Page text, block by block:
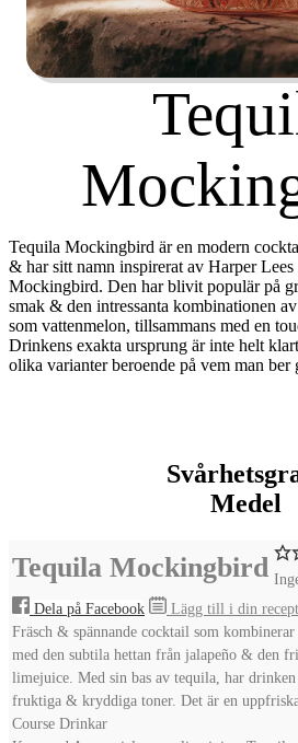
Tequila Mockingbird är en modern
& har sitt namn inspirerat av Harper
Mockingbird. Den har blivit populär på
smak & den intressanta kombinationen
som vattenmelon, tillsammans med en
Drinkens exakta ursprung är inte helt
olika varianter beroende på vem man ber
Medel
Tequila Mockingbird
Dela på Facebook
Lägg till i din
Fräsch & spännande cocktail som
med den subtila hettan från jalapeño & den
limejuice. Med sin bas av tequila, har
fruktiga & kryddiga toner. Det är en
Course Drinkar